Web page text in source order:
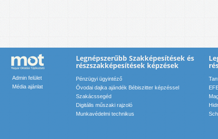
Admin felület
Média ajánlat
Legnépszerűbb Szakképesítések és
részszakképesítések képzések
Pénzügyi ügyintéző
Óvodai dajka ajándék Bébiszitter képzéssel
Szakácssegéd
Digitális műszaki rajzoló
Munkavédelmi technikus